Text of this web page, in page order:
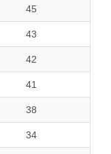
45
43
42
41
38
34